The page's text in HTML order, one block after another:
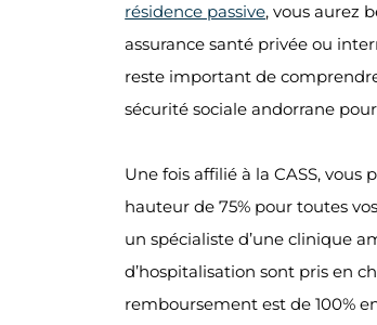
résidence passive, vous aurez
assurance santé privée ou
reste important de
sécurité sociale andorrane
Une fois affilié à la CASS, vous
hauteur de 75% pour toutes
un spécialiste d’une clinique
d’hospitalisation sont pris en
remboursement est de 100%